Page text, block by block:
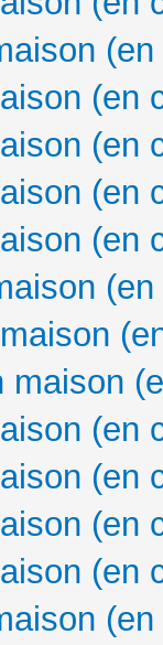
(en
(en
(en
(en
maison
(en
(en
(en
(en